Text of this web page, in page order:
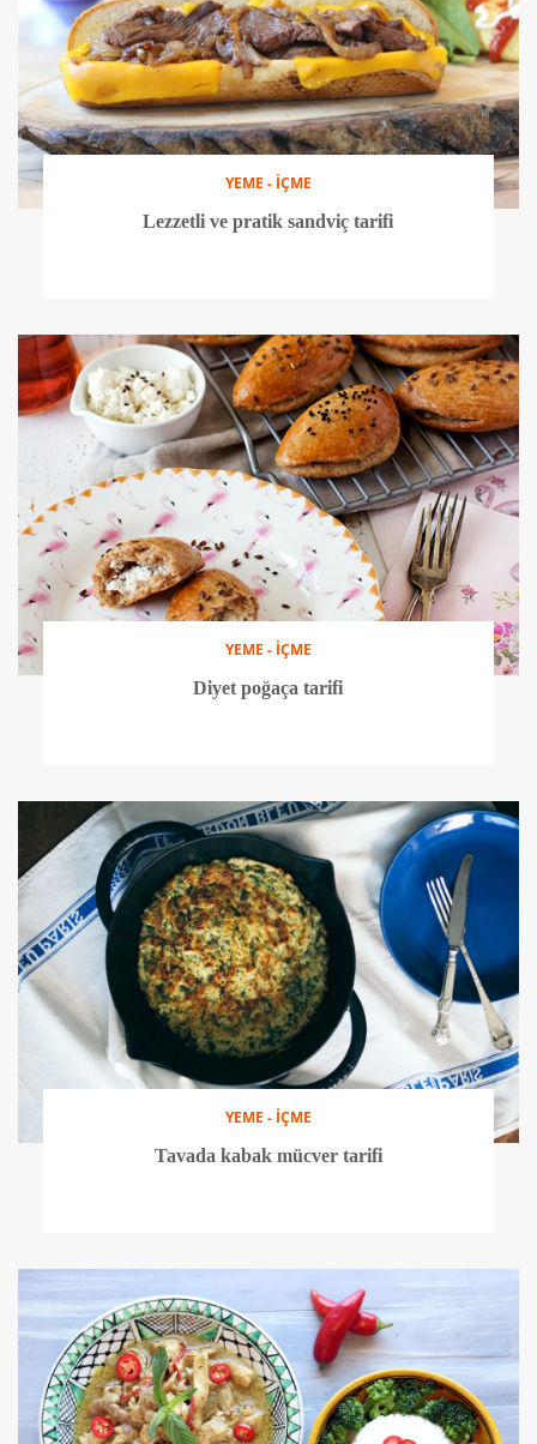
YEME - İÇME
Lezzetli ve pratik sandviç tarifi
YEME - İÇME
Diyet poğaça tarifi
YEME - İÇME
Tavada kabak mücver tarifi